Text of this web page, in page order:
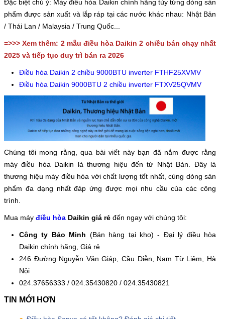
Đặc biệt chú ý: Máy điều hòa Daikin chính hãng tùy từng dòng sản
phẩm được sản xuất và lắp ráp tại các nước khác nhau: Nhật Bản
/ Thái Lan / Malaysia / Trung Quốc...
=>>> Xem thêm: 2 mẫu điều hòa Daikin 2 chiều bán chạy nhất
2025 và tiếp tục duy trì bán ra 2026
Điều hòa Daikin 2 chiều 9000BTU inverter FTHF25XVMV
Điều hòa Daikin 9000BTU 2 chiều inverter FTXV25QVMV
Chúng tôi mong rằng, qua bài viết này bạn đã nắm được rằng
máy điều hòa Daikin là thương hiệu đến từ Nhật Bản. Đây là
thương hiệu máy điều hòa với chất lượng tốt nhất, cùng dòng sản
phẩm đa dạng nhất đáp ứng được mọi nhu cầu của các công
trình.
Mua máy điều hòa Daikin giá rẻ đến ngay với chúng tôi:
Công ty Bảo Minh (Bán hàng tại kho) - Đại lý điều hòa
Daikin chính hãng, Giá rẻ
246 Đường Nguyễn Văn Giáp, Cầu Diễn, Nam Từ Liêm, Hà
Nội
024.37656333 / 024.35430820 / 024.35430821
TIN MỚI HƠN